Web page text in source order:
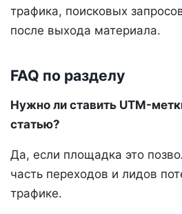
трафика, поисковых
после выхода материала.
FAQ по разделу
Нужно ли ставить UTM-
статью?
Да, если площадка это
часть переходов и лидов
трафике.